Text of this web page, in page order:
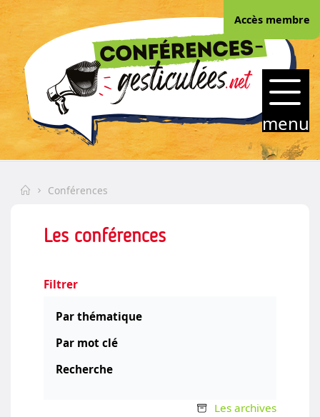
Skip
content
CONFERENCES-
GESTICULEES.NET
menu
Accès membre
HomeConférences
Les conférences
Filtrer
Par thématique
Par mot clé
Recherche
Les archives